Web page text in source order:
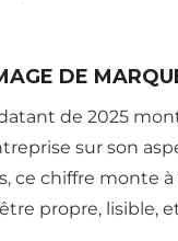
DE
de 2025
sur son
ce chiffre monte
propre, lisible,